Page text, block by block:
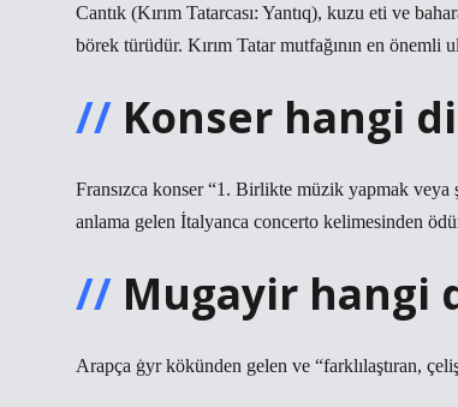
Cantık (Kırım Tatarcası: Yantıq), kuzu eti ve
börek türüdür. Kırım Tatar mutfağının en önemli
Konser hangi
Fransızca konser “1. Birlikte müzik yapmak veya
anlama gelen İtalyanca concerto kelimesinden
Mugayir hangi